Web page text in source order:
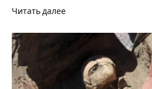
Читать далее